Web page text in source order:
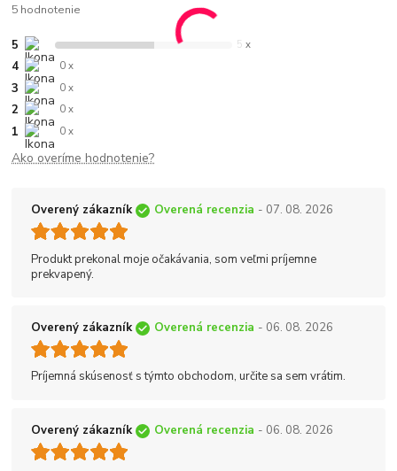
5 hodnotenie
5 5 x
4 0 x
3 0 x
2 0 x
1 0 x
Ako overíme hodnotenie?
Overený zákazník Overená recenzia - 07. 08. 2026
Produkt prekonal moje očakávania, som veľmi príjemne
prekvapený.
Overený zákazník Overená recenzia - 06. 08. 2026
Príjemná skúsenosť s týmto obchodom, určite sa sem vrátim.
Overený zákazník Overená recenzia - 06. 08. 2026